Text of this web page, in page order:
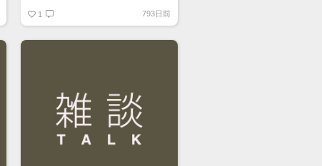
関心ある方、メッセージください
1 793日前